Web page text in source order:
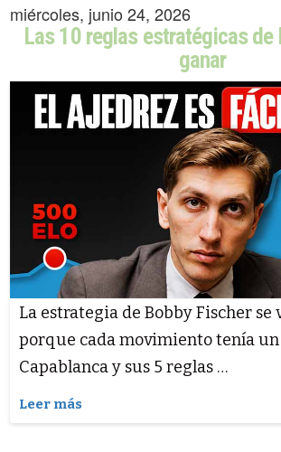
miércoles, junio 24, 2026
Las 10 reglas estratégicas de
ganar
La estrategia de Bobby Fischer se
porque cada movimiento tenía
Capablanca y sus 5 reglas …
Leer más